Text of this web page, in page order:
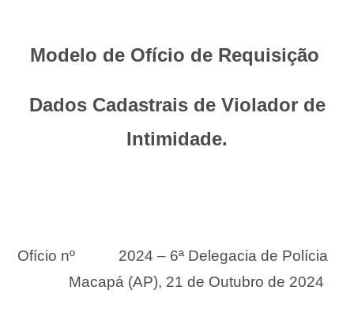
Modelo de Ofício de Requisição
Dados Cadastrais de Violador de
Intimidade.
Ofício nº 2024 – 6ª Delegacia de Polícia
Macapá (AP), 21 de Outubro de 2024